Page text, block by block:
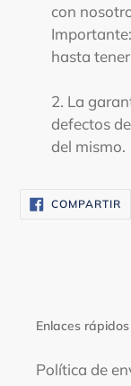
con
hasta
2. La
defectos
del mismo.
COMPARTIR
EN
Enlaces rápidos
Política de